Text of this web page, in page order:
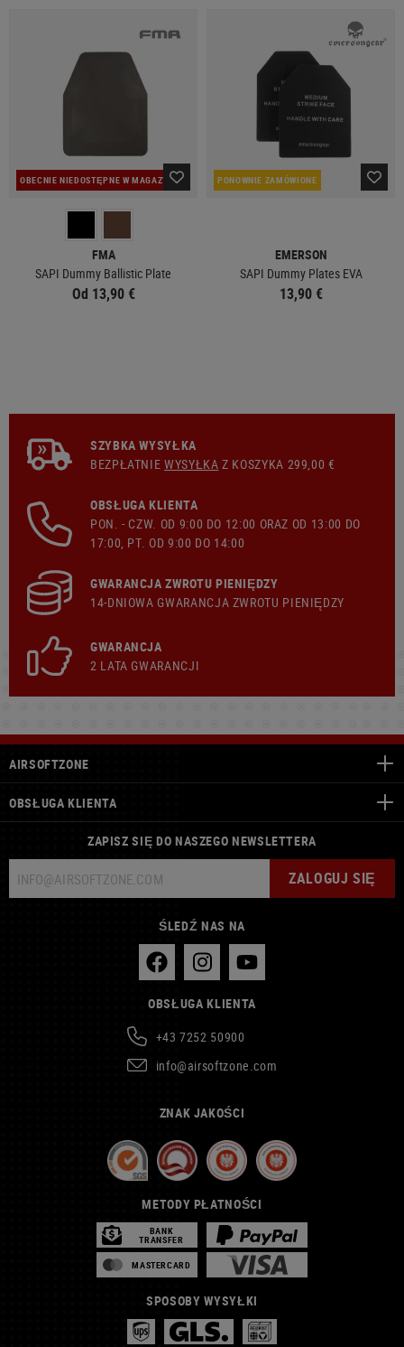
OBECNIE NIEDOSTĘPNE W MAGAZYNIE
FMA
SAPI Dummy Ballistic Plate
Od 13,90 €
PONOWNIE ZAMÓWIONE
EMERSON
SAPI Dummy Plates EVA
13,90 €
SZYBKA WYSYŁKA
BEZPŁATNIEWYSYŁKA Z KOSZYKA 299,00 €
OBSŁUGA KLIENTA
PON. - CZW. OD 9:00 DO 12:00 ORAZ OD 13:00 DO
17:00, PT. OD 9:00 DO 14:00
GWARANCJA ZWROTU PIENIĘDZY
14-DNIOWA GWARANCJA ZWROTU PIENIĘDZY
GWARANCJA
2 LATA GWARANCJI
AIRSOFTZONE
OBSŁUGA KLIENTA
ZAPISZ SIĘ DO NASZEGO NEWSLETTERA
ZALOGUJ SIĘ
ŚLEDŹ NAS NA
OBSŁUGA KLIENTA
+43 7252 50900
info@airsoftzone.com
ZNAK JAKOŚCI
METODY PŁATNOŚCI
BANK
TRANSFER
MASTERCARD
SPOSOBY WYSYŁKI